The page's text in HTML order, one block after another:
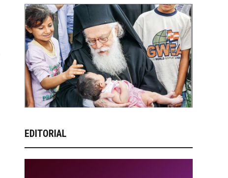
EDITORIAL